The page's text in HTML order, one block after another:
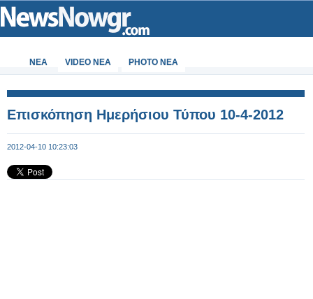
ΝΕΑ VIDEO NEA PHOTO NEA
Επισκόπηση Ημερήσιου Τύπου 10-4-2012
2012-04-10 10:23:03